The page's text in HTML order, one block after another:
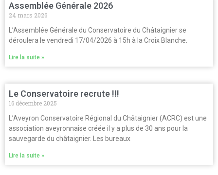
Assemblée Générale 2026
24 mars 2026
L’Assemblée Générale du Conservatoire du Châtaignier se
déroulera le vendredi 17/04/2026 à 15h à la Croix Blanche.
Lire la suite »
Le Conservatoire recrute !!!
16 décembre 2025
L’Aveyron Conservatoire Régional du Châtaignier (ACRC) est une
association aveyronnaise créée il y a plus de 30 ans pour la
sauvegarde du châtaignier. Les bureaux
Lire la suite »